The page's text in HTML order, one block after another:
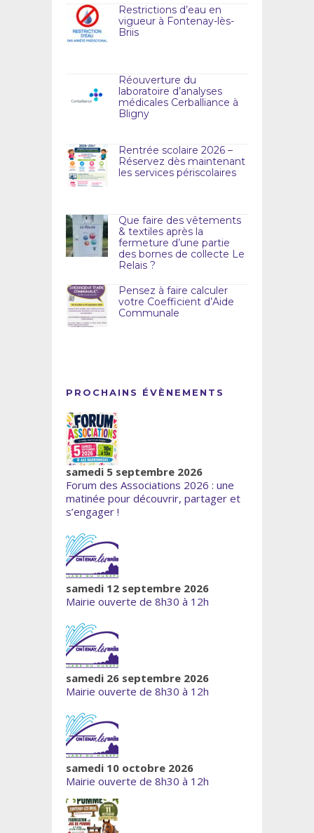
Restrictions d’eau en
vigueur à Fontenay-lès-
Briis
Réouverture du
laboratoire d’analyses
médicales Cerballiance à
Bligny
Rentrée scolaire 2026 –
Réservez dès maintenant
les services périscolaires
Que faire des vêtements
& textiles après la
fermeture d’une partie
des bornes de collecte Le
Relais ?
Pensez à faire calculer
votre Coefficient d’Aide
Communale
PROCHAINS ÉVÈNEMENTS
samedi 5 septembre 2026
Forum des Associations 2026 : une
matinée pour découvrir, partager et
s’engager !
samedi 12 septembre 2026
Mairie ouverte de 8h30 à 12h
samedi 26 septembre 2026
Mairie ouverte de 8h30 à 12h
samedi 10 octobre 2026
Mairie ouverte de 8h30 à 12h